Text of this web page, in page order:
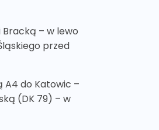
Bracką – w lewo
przed
A4 do Katowic –
(DK 79) – w